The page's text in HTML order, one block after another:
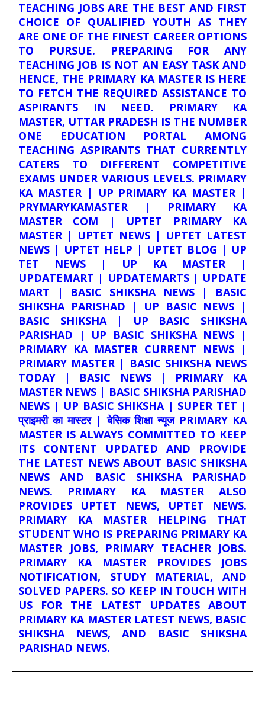
TEACHING JOBS ARE THE BEST AND FIRST
CHOICE OF QUALIFIED YOUTH AS THEY
ARE ONE OF THE FINEST CAREER OPTIONS
TO PURSUE. PREPARING FOR ANY
TEACHING JOB IS NOT AN EASY TASK AND
HENCE, THE PRIMARY KA MASTER IS HERE
TO FETCH THE REQUIRED ASSISTANCE TO
ASPIRANTS IN NEED. PRIMARY KA
MASTER, UTTAR PRADESH IS THE NUMBER
ONE EDUCATION PORTAL AMONG
TEACHING ASPIRANTS THAT CURRENTLY
CATERS TO DIFFERENT COMPETITIVE
EXAMS UNDER VARIOUS LEVELS. PRIMARY
KA MASTER | UP PRIMARY KA MASTER |
PRYMARYKAMASTER | PRIMARY KA
MASTER COM | UPTET PRIMARY KA
MASTER | UPTET NEWS | UPTET LATEST
NEWS | UPTET HELP | UPTET BLOG | UP
TET NEWS | UP KA MASTER |
UPDATEMART | UPDATEMARTS | UPDATE
MART | BASIC SHIKSHA NEWS | BASIC
SHIKSHA PARISHAD | UP BASIC NEWS |
BASIC SHIKSHA | UP BASIC SHIKSHA
PARISHAD | UP BASIC SHIKSHA NEWS |
PRIMARY KA MASTER CURRENT NEWS |
PRIMARY MASTER | BASIC SHIKSHA NEWS
TODAY | BASIC NEWS | PRIMARY KA
MASTER NEWS | BASIC SHIKSHA PARISHAD
NEWS | UP BASIC SHIKSHA | SUPER TET |
प्राइमरी का मास्टर | बेसिक शिक्षा न्यूज PRIMARY KA
MASTER IS ALWAYS COMMITTED TO KEEP
ITS CONTENT UPDATED AND PROVIDE
THE LATEST NEWS ABOUT BASIC SHIKSHA
NEWS AND BASIC SHIKSHA PARISHAD
NEWS. PRIMARY KA MASTER ALSO
PROVIDES UPTET NEWS, UPTET NEWS.
PRIMARY KA MASTER HELPING THAT
STUDENT WHO IS PREPARING PRIMARY KA
MASTER JOBS, PRIMARY TEACHER JOBS.
PRIMARY KA MASTER PROVIDES JOBS
NOTIFICATION, STUDY MATERIAL, AND
SOLVED PAPERS. SO KEEP IN TOUCH WITH
US FOR THE LATEST UPDATES ABOUT
PRIMARY KA MASTER LATEST NEWS, BASIC
SHIKSHA NEWS, AND BASIC SHIKSHA
PARISHAD NEWS.